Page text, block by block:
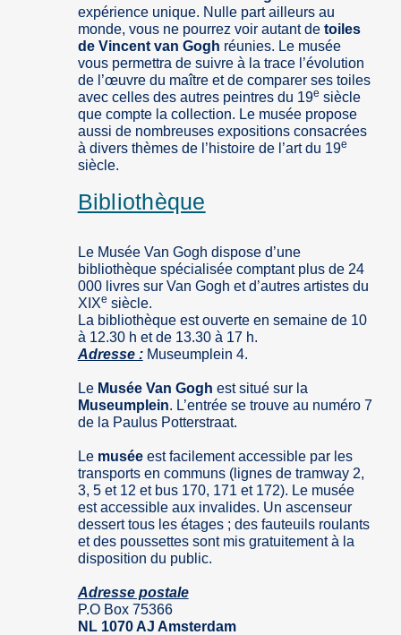
expérience unique. Nulle part ailleurs au
monde, vous ne pourrez voir autant de toiles
de Vincent van Gogh réunies. Le musée
vous permettra de suivre à la trace l’évolution
de l’œuvre du maître et de comparer ses toiles
avec celles des autres peintres du 19e siècle
que compte la collection. Le musée propose
aussi de nombreuses expositions consacrées
à divers thèmes de l’histoire de l’art du 19e
siècle.
Bibliothèque
Le Musée Van Gogh dispose d’une
bibliothèque spécialisée comptant plus de 24
000 livres sur Van Gogh et d’autres artistes du
XIXe siècle.
La bibliothèque est ouverte en semaine de 10
à 12.30 h et de 13.30 à 17 h.
Adresse :Museumplein 4.
Le Musée Van Gogh est situé sur la
Museumplein. L’entrée se trouve au numéro 7
de la Paulus Potterstraat.
Le muséeest facilement accessible par les
transports en communs (lignes de tramway 2,
3, 5 et 12 et bus 170, 171 et 172). Le musée
est accessible aux invalides. Un ascenseur
dessert tous les étages ; des fauteuils roulants
et des poussettes sont mis gratuitement à la
disposition du public.
Adresse postale
P.O Box 75366
NL 1070 AJ Amsterdam